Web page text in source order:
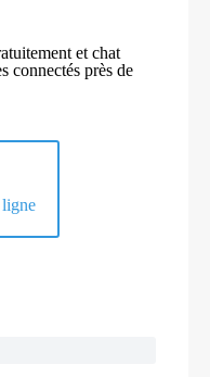
et chat
connectés près de